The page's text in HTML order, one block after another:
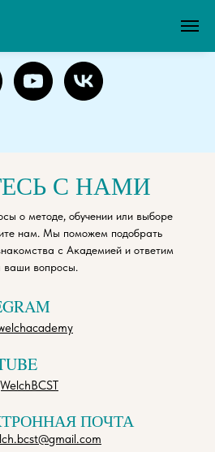
С НАМИ
о методе, обучении или выборе
нам. Мы поможем подобрать
с Академией и ответим
ваши вопросы.
ПОЧТА